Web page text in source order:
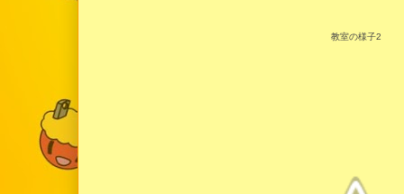
教室の様子2